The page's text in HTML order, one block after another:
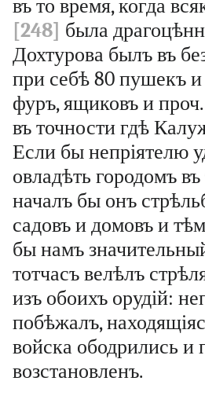
въ то время, когда
[248] была
Дохтурова былъ въ
при себѣ 80 пушекъ
фуръ, ящиковъ и
въ точности гдѣ
Если бы непріятелю
овладѣть городомъ
началъ бы онъ
садовъ и домовъ и
бы намъ
тотчасъ велѣлъ
изъ обоихъ орудій:
побѣжалъ,
войска ободрились и
возстановленъ.